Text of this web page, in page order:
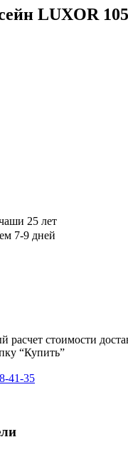
LUXOR
25 лет
7-9 дней
стоимости
“Купить”
41-35